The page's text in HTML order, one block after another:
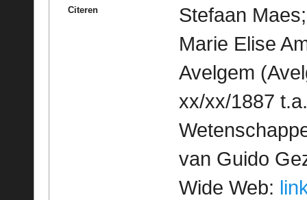
Citeren
Stefaan
Marie Elise
Avelgem
xx/xx/1887
van Guido
Wide Web: